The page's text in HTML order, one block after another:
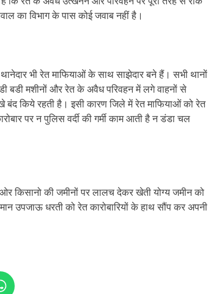
का विभाग के पास कोई जवाब नहीं है।
भी रेत माफियाओं के साथ साझेदार बने हैं। सभी थानों
बडी मशीनों और रेत के अवैध परिवहन में लगे वाहनों से
किये रहती है। इसी कारण जिले में रेत माफियाओं को रेत
पर न पुलिस वर्दी की गर्मी काम आती है न डंडा चल
किसानो की जमीनों पर लालच देकर खेती योग्य जमीन को
उपजाऊ धरती को रेत कारोबारियों के हाथ सौंप कर अपनी